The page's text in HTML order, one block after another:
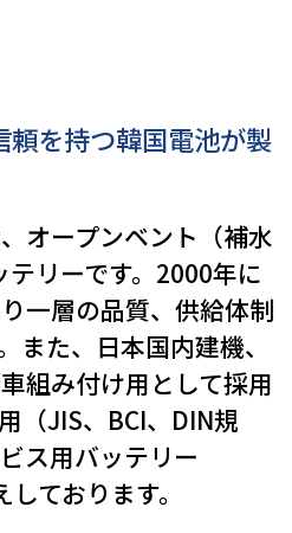
を持つ韓国電池が製
オープンベント（補水
リーです。2000年に
一層の品質、供給体制
また、日本国内建機、
組み付け用として採用
（JIS、BCI、DIN規
ス用バッテリー
しております。